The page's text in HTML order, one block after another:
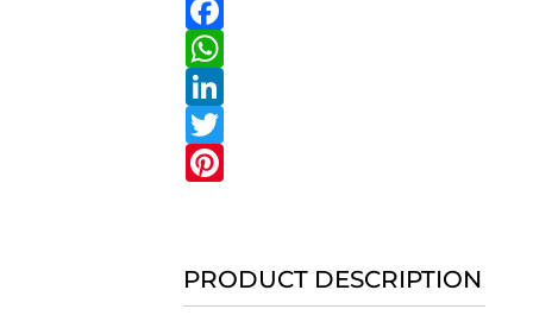
PRODUCT DESCRIPTION